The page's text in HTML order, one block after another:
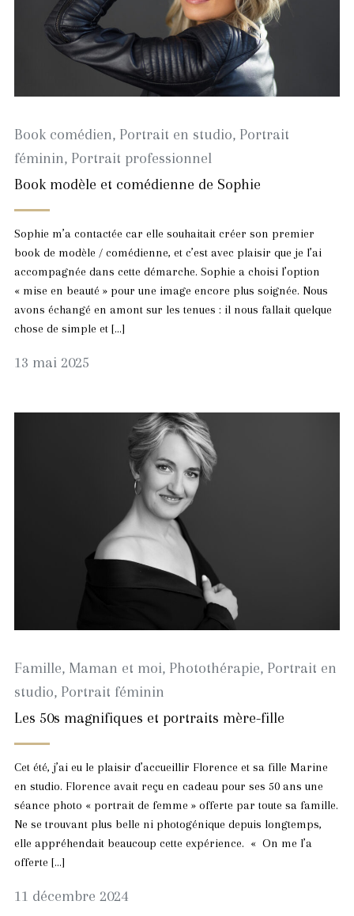
Book comédien, Portrait en studio, Portrait
féminin, Portrait professionnel
Book modèle et comédienne de Sophie
Sophie m’a contactée car elle souhaitait créer son premier
book de modèle / comédienne, et c’est avec plaisir que je l’ai
accompagnée dans cette démarche. Sophie a choisi l’option
« mise en beauté » pour une image encore plus soignée. Nous
avons échangé en amont sur les tenues : il nous fallait quelque
chose de simple et […]
13 mai 2025
Famille, Maman et moi, Photothérapie, Portrait en
studio, Portrait féminin
Les 50s magnifiques et portraits mère-fille
Cet été, j’ai eu le plaisir d’accueillir Florence et sa fille Marine
en studio. Florence avait reçu en cadeau pour ses 50 ans une
séance photo « portrait de femme » offerte par toute sa famille.
Ne se trouvant plus belle ni photogénique depuis longtemps,
elle appréhendait beaucoup cette expérience. « On me l’a
offerte […]
11 décembre 2024
décembre